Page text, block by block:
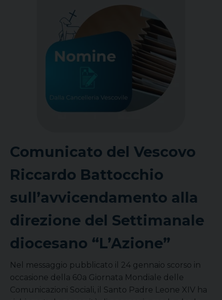
Comunicato del Vescovo
Riccardo Battocchio
sull’avvicendamento alla
direzione del Settimanale
diocesano “L’Azione”
Nel messaggio pubblicato il 24 gennaio scorso in
occasione della 60a Giornata Mondiale delle
Comunicazioni Sociali, il Santo Padre Leone XIV ha